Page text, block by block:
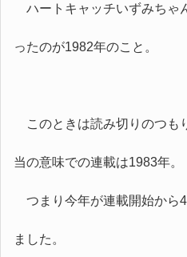
ハートキャッチいずみちゃ
ったのが1982年のこと。
このときは読み切りのつも
当の意味での連載は1983年。
つまり今年が連載開始から
ました。